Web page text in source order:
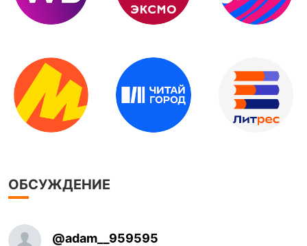
ОБСУЖДЕНИЕ
@adam__959595